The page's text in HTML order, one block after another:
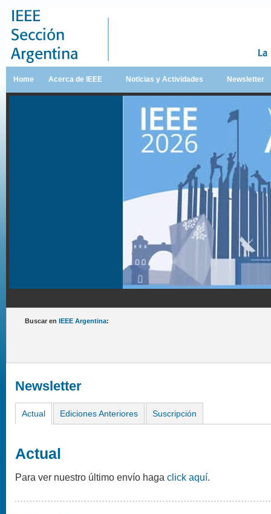
Home Acerca de IEEE Noticias y Actividades Newsletter
Buscar en IEEE Argentina:
Newsletter
Actual Ediciones Anteriores Suscripción
Actual
Para ver nuestro último envío haga click aquí.